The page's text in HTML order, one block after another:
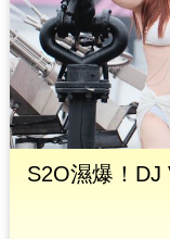
S2O濕爆！DJ